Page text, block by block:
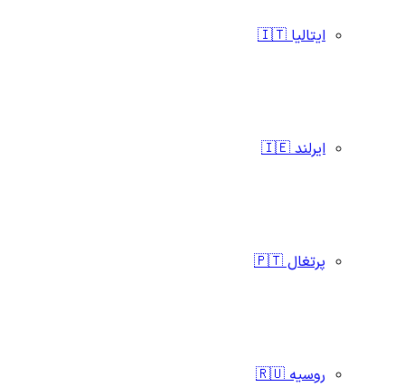
ایتالیا 🇮🇹
ایرلند 🇮🇪
پرتغال 🇵🇹
روسیه 🇷🇺